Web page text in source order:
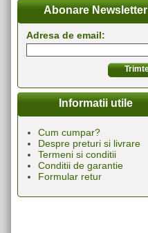
Abonare Newsletter
Adresa de email:
Informatii utile
Cum cumpar?
Despre preturi si livrare
Termeni si conditii
Conditii de garantie
Formular retur